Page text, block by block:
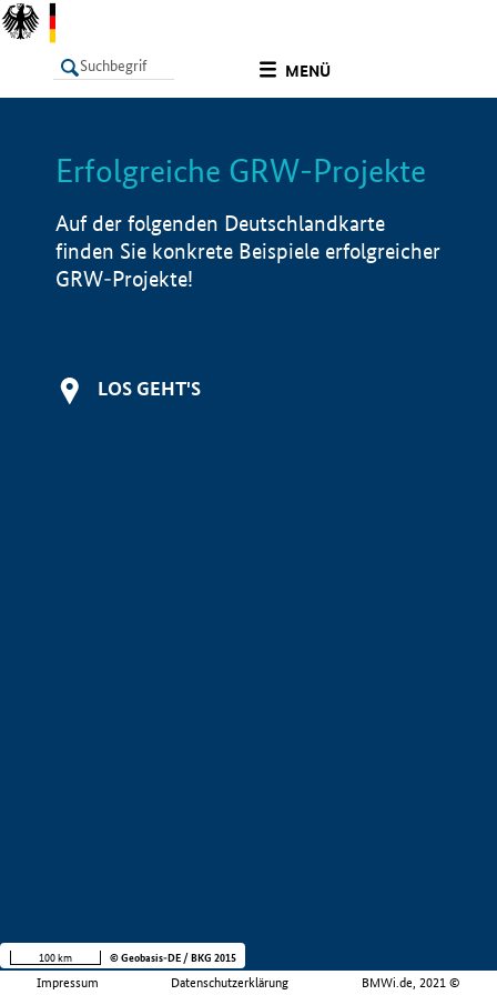
MENÜ
LISTE Info
Erfolgreiche GRW-Projekte
Auf der folgenden Deutschlandkarte
finden Sie konkrete Beispiele erfolgreicher
GRW-Projekte!
LOS GEHT'S
Impressum Datenschutzerklärung BMWi.de, 2021 ©
100 km © Geobasis-DE / BKG 2015